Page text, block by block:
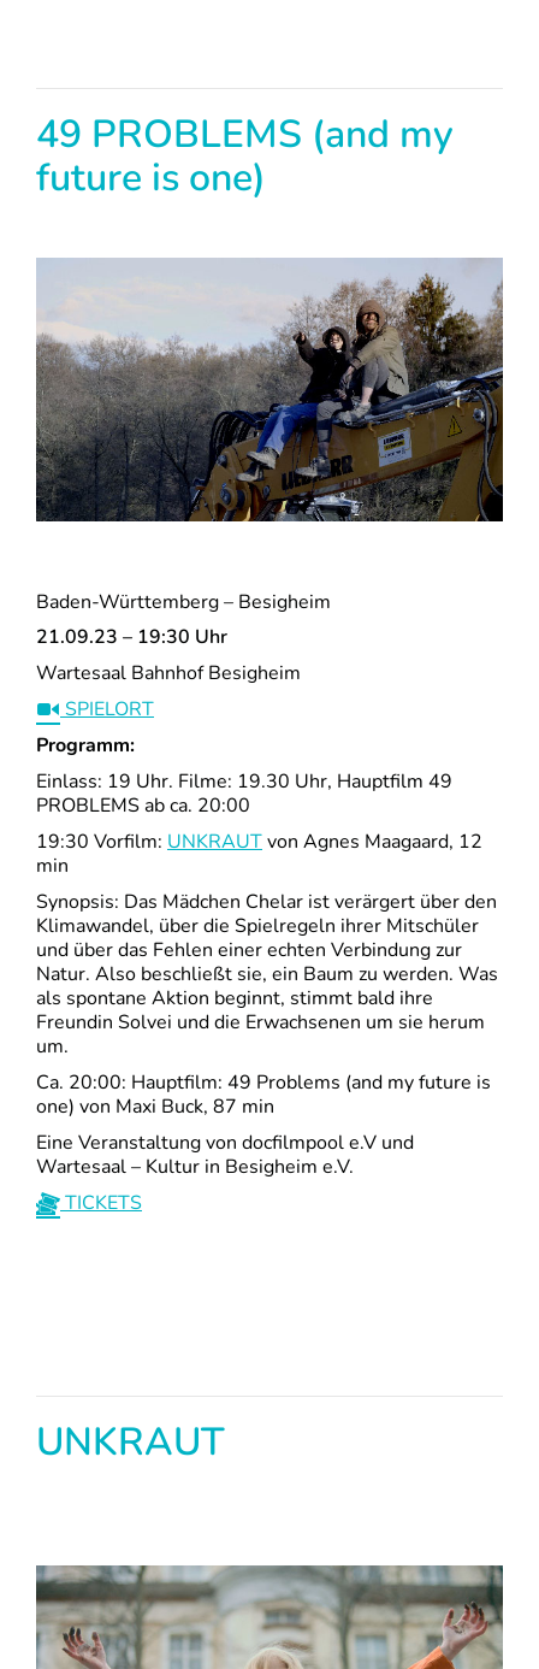
49 PROBLEMS (and my
future is one)
Baden-Württemberg – Besigheim
21.09.23 – 19:30 Uhr
Wartesaal Bahnhof Besigheim
SPIELORT
Programm:
Einlass: 19 Uhr. Filme: 19.30 Uhr, Hauptfilm 49
PROBLEMS ab ca. 20:00
19:30 Vorfilm: UNKRAUTvon Agnes Maagaard, 12
min
Synopsis: Das Mädchen Chelar ist verärgert über den
Klimawandel, über die Spielregeln ihrer Mitschüler
und über das Fehlen einer echten Verbindung zur
Natur. Also beschließt sie, ein Baum zu werden. Was
als spontane Aktion beginnt, stimmt bald ihre
Freundin Solvei und die Erwachsenen um sie herum
um.
Ca. 20:00: Hauptfilm: 49 Problems (and my future is
one) von Maxi Buck, 87 min
Eine Veranstaltung von docfilmpool e.V und
Wartesaal – Kultur in Besigheim e.V.
TICKETS
UNKRAUT